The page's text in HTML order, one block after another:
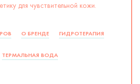
для чувствительной кожи.
О БРЕНДЕ ГИДРОТЕРАПИЯ
ТЕРМАЛЬНАЯ ВОДА